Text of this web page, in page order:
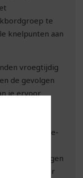
te
knelpunten aan
vroegtijdig
de gevolgen
je ervoor
is dat het ‘hoe-
vragen
Het is echter